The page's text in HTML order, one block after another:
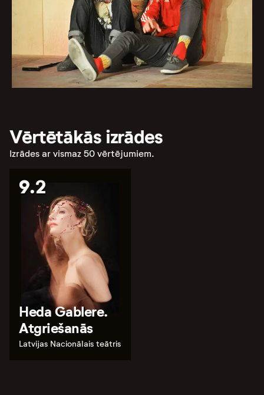
Vērtētākās izrādes
Izrādes ar vismaz 50 vērtējumiem.
9.2
Heda Gablere.
Atgriešanās
Latvijas Nacionālais teātris